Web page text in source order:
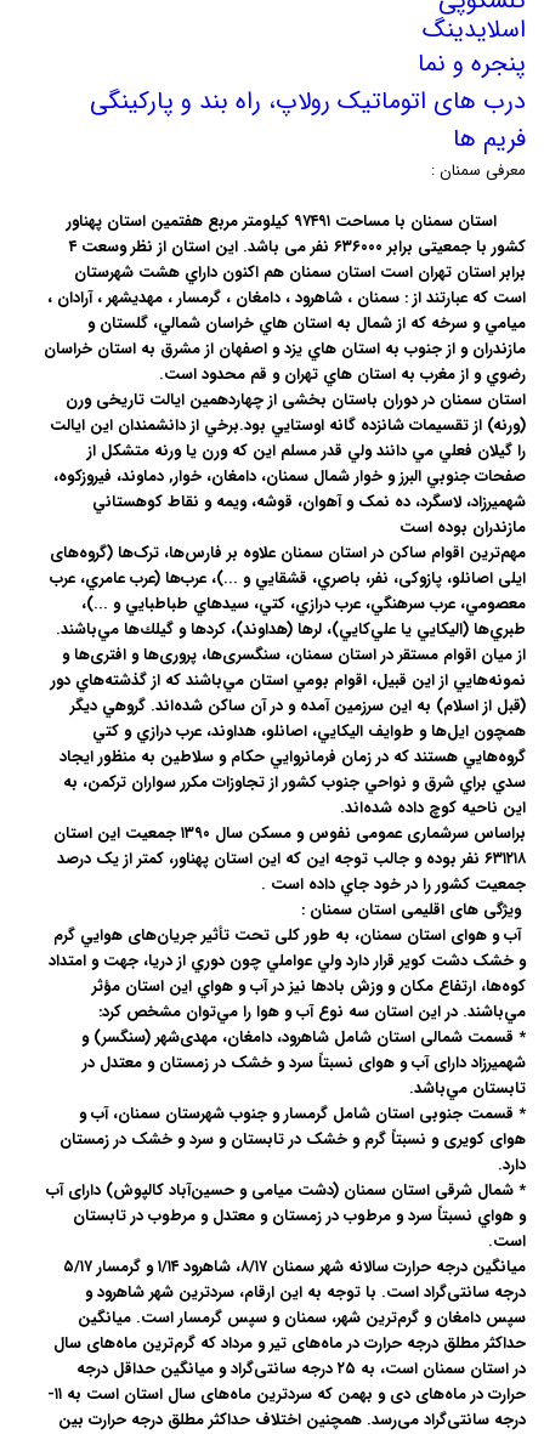
اسلایدینگ
پنجره و نما
درب های اتوماتیک رولاپ، راه بند و پارکینگی
فریم ها
معرفی سمنان :
استان سمنان با مساحت ۹۷۴۹۱ کیلومتر مربع هفتمین استان پهناور
کشور با جمعیتی برابر ۶۳۶۰۰۰ نفر می باشد. اين استان از نظر وسعت ۴
برابر استان تهران است استان سمنان هم اکنون داراي هشت شهرستان
است که عبارتند از : سمنان ، شاهرود ، دامغان ، گرمسار ، مهديشهر ، آرادان ،
ميامي و سرخه که از شمال به استان هاي خراسان شمالي، گلستان و
مازندران و از جنوب به استان هاي يزد و اصفهان از مشرق به استان خراسان
رضوي و از مغرب به استان هاي تهران و قم محدود است.
استان سمنان در دوران باستان بخشی از چهاردهمین ایالت تاریخی ورن
(ورنه) از تقسيمات شانزده گانه اوستايي بود.برخي از دانشمندان اين ايالت
را گيلان فعلي مي دانند ولي قدر مسلم اين که ورن يا ورنه متشکل از
صفحات جنوبي البرز و خوار شمال سمنان، دامغان، خوار, دماوند، فيروزکوه،
شهميرزاد، لاسگرد، ده نمک و آهوان، قوشه، ويمه و نقاط کوهستاني
مازندران بوده است
مهم‌ترین اقوام ساکن در استان سمنان علاوه بر فارس‌ها، ترک‌ها (گروه‌های
ایلی اصانلو، پازوکی، نفر، باصري، قشقايي و ...)، عرب‌ها (عرب عامري، عرب
معصومي، عرب سرهنگي، عرب درازي، کتي، سيدهاي طباطبايي و ...)،
طبري‌ها (اليکايي يا علي‌كايي)، لرها (هداوند)، كردها و گيلك‌ها مي‌باشند.
از میان اقوام مستقر در استان سمنان، سنگسری‌ها، پروری‌ها و افتری‌ها و
نمونه‌هایي از اين قبيل، اقوام بومي استان مي‌باشند که از گذشته‌هاي دور
(قبل از اسلام) به اين سرزمين آمده و در آن ساکن شده‌اند. گروهي ديگر
همچون ايل‌ها و طوايف اليکايي، اصانلو، هداوند، عرب درازي و کتي
گروه‌هايي هستند که در زمان فرمانروايي حكام و سلاطين به منظور ايجاد
سدي براي شرق و نواحي جنوب كشور از تجاوزات مكرر سواران تركمن، به
اين ناحيه كوچ داده شده‌اند.
براساس سرشماری عمومی نفوس و مسکن سال ۱۳۹۰ جمعیت این استان
۶۳۱۲۱۸ نفر بوده و جالب توجه این که اين استان پهناور، کمتر از يک درصد
جمعيت کشور را در خود جاي داده است .
ویژگی های اقلیمی استان سمنان :
آب و هوای استان سمنان، به طور کلی تحت تأثیر جریان‌های هوايي گرم
و خشک دشت کوير قرار دارد ولي عواملي چون دوري از دريا، جهت و امتداد
کوه‌ها، ارتفاع مکان و وزش بادها نيز در آب و هواي اين استان مؤثر
مي‌باشند. در اين استان سه نوع آب و هوا را مي‌توان مشخص كرد:
* قسمت شمالی استان شامل شاهرود، دامغان، مهدی‌شهر (سنگسر) و
شهمیرزاد دارای آب و هوای نسبتاً سرد و خشک در زمستان و معتدل در
تابستان مي‌باشد.
* قسمت جنوبی استان شامل گرمسار و جنوب شهرستان سمنان، آب و
هوای کویری و نسبتاً گرم و خشک در تابستان و سرد و خشک در زمستان
دارد.
* شمال شرقی استان سمنان (دشت میامی و حسین‌آباد کالپوش) دارای آب
و هواي نسبتاً سرد و مرطوب در زمستان و معتدل و مرطوب در تابستان
است.
میانگین درجه حرارت سالانه شهر سمنان ۸/۱۷، شاهرود ۱/۱۴ و گرمسار ۵/۱۷
درجه سانتى‌گراد است. با توجه به این ارقام، سردترین شهر شاهرود و
سپس دامغان و گرم‌ترین شهر، سمنان و سپس گرمسار است. ميانگين
حداکثر مطلق درجه حرارت در ماه‌هاى تير و مرداد که گرم‌ترين ماه‌هاى سال
در استان سمنان است، به ۲۵ درجه سانتى‌گراد و ميانگين حداقل درجه
حرارت در ماه‌هاى دى و بهمن که سردترين ماه‌هاى سال استان است به ۱۱-
درجه سانتى‌گراد مى‌رسد. همچنين اختلاف حداکثر مطلق درجه حرارت بين